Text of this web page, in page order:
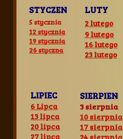
LUTY
2 lutego
​9 lutego
16 lutego
23 lutego
LIPIEC
6 Lipca
13 lipca
20 lipca
27 lipca
SIERPIEN
3 sierpnia
10 sierpnia
17 sierpnia
24 sierpnia
STYCZEN
5 stycznia
12 stycznia
19 stycznia
26 styczna